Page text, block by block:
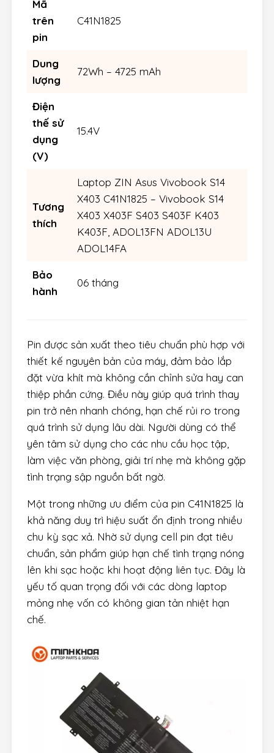
Mã
trên
pin
C41N1825
Dung
lượng
72Wh – 4725 mAh
Điện
thế sử
dụng
(V)
15.4V
Tương
thích
Laptop ZIN Asus Vivobook S14
X403 C41N1825 – Vivobook S14
X403 X403F S403 S403F K403
K403F, ADOL13FN ADOL13U
ADOL14FA
Bảo
hành
06 tháng
Pin được sản xuất theo tiêu chuẩn phù hợp với
thiết kế nguyên bản của máy, đảm bảo lắp
đặt vừa khít mà không cần chỉnh sửa hay can
thiệp phần cứng. Điều này giúp quá trình thay
pin trở nên nhanh chóng, hạn chế rủi ro trong
quá trình sử dụng lâu dài. Người dùng có thể
yên tâm sử dụng cho các nhu cầu học tập,
làm việc văn phòng, giải trí nhẹ mà không gặp
tình trạng sập nguồn bất ngờ.
Một trong những ưu điểm của pin C41N1825 là
khả năng duy trì hiệu suất ổn định trong nhiều
chu kỳ sạc xả. Nhờ sử dụng cell pin đạt tiêu
chuẩn, sản phẩm giúp hạn chế tình trạng nóng
lên khi sạc hoặc khi hoạt động liên tục. Đây là
yếu tố quan trọng đối với các dòng laptop
mỏng nhẹ vốn có không gian tản nhiệt hạn
chế.